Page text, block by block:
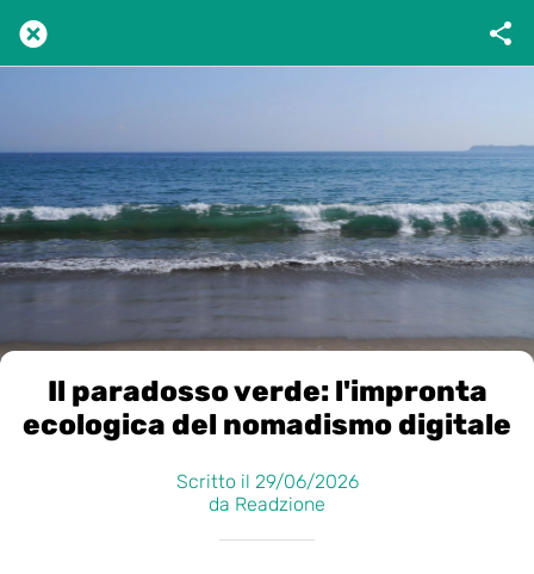
Il paradosso verde: l'impronta
ecologica del nomadismo digitale
Scritto il 29/06/2026
da Readzione